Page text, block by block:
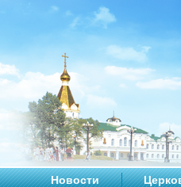
Новости